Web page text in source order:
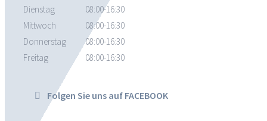
Dienstag
08:00-16:30
Mittwoch
08:00-16:30
Donnerstag
08:00-16:30
Freitag
08:00-16:30
Folgen Sie uns auf FACEBOOK